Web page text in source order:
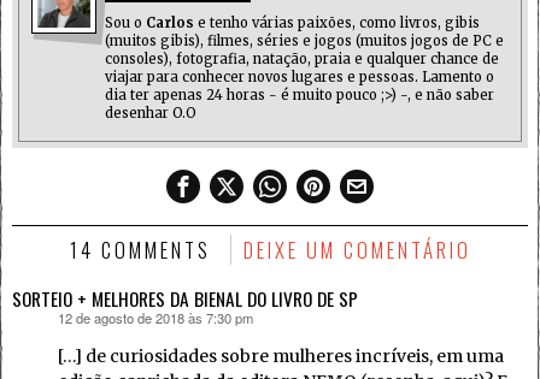
Sou o Carlos e tenho várias paixões, como livros, gibis
(muitos gibis), filmes, séries e jogos (muitos jogos de PC e
consoles), fotografia, natação, praia e qualquer chance de
viajar para conhecer novos lugares e pessoas. Lamento o
dia ter apenas 24 horas - é muito pouco ;>) -, e não saber
desenhar O.O
14 COMMENTS DEIXE UM COMENTÁRIO
SORTEIO + MELHORES DA BIENAL DO LIVRO DE SP
12 de agosto de 2018 às 7:30 pm
[…] de curiosidades sobre mulheres incríveis, em uma